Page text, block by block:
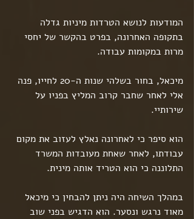
המודעות לנושא הטרדות מיניות גדלה
בתקופה האחרונה, בפרט בהקשר של יחסי
מרות במקומות עבודה.
מיכאל, בחור בשלהי שנות ה-20 לחייו, פנה
אלי לאחר שחבר קרוב המליץ בפניו על
שירותיי.
הוא סיפר כי לאחרונה נאלץ לעזוב את מקום
עבודתו, לאחר שאחת מעובדות המשרד
התלוננה כי הוא הטריד אותה מינית.
במהלך השיחה היה ניתן להבחין כי מיכאל
מאוד נרגש ונסער. הוא הדגיש בפני שוב